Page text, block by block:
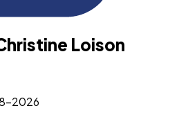
Loison
2026